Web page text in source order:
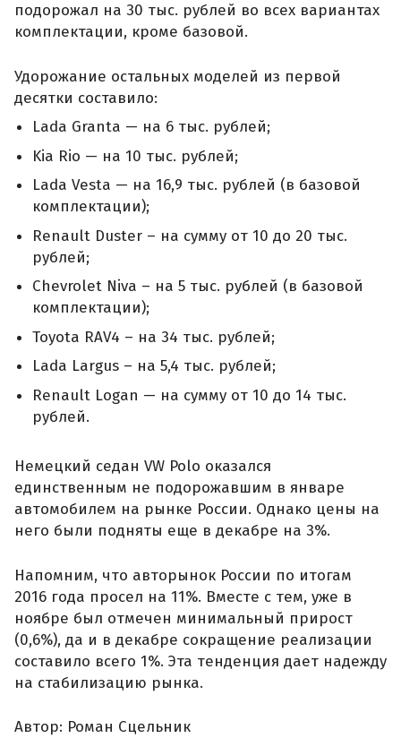
подорожал на 30 тыс. рублей во всех вариантах
комплектации, кроме базовой.
Удорожание остальных моделей из первой
десятки составило:
Lada Granta — на 6 тыс. рублей;
Kia Rio — на 10 тыс. рублей;
Lada Vesta — на 16,9 тыс. рублей (в базовой
комплектации);
Renault Duster – на сумму от 10 до 20 тыс.
рублей;
Chevrolet Niva – на 5 тыс. рублей (в базовой
комплектации);
Toyota RAV4 – на 34 тыс. рублей;
Lada Largus – на 5,4 тыс. рублей;
Renault Logan — на сумму от 10 до 14 тыс.
рублей.
Немецкий седан VW Polo оказался
единственным не подорожавшим в январе
автомобилем на рынке России. Однако цены на
него были подняты еще в декабре на 3%.
Напомним, что авторынок России по итогам
2016 года просел на 11%. Вместе с тем, уже в
ноябре был отмечен минимальный прирост
(0,6%), да и в декабре сокращение реализации
составило всего 1%. Эта тенденция дает надежду
на стабилизацию рынка.
Автор: Роман Сцельник